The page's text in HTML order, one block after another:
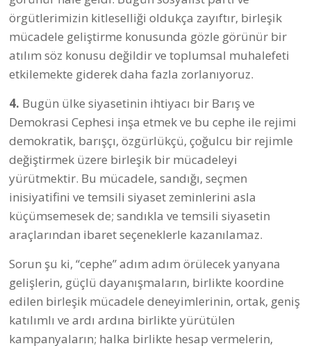
YORUM GÖNDER
Bu içerik ile henüz yorum yazılmamış
İlginizi Çekebilir
#demokrasi için birlik